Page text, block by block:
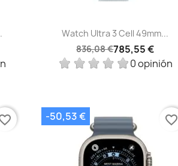
 Vista rápida
Watch Ultra 3 Cell 49mm...
836,08 €785,55 €
0 opinión
-50,53 € favorite_border